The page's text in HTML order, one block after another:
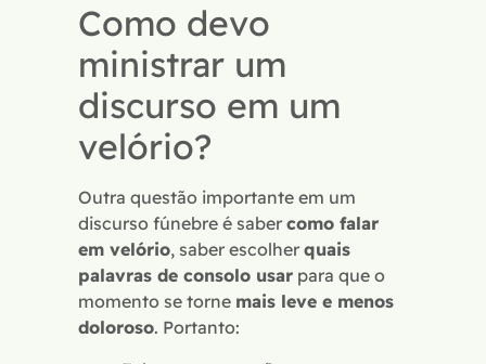
Como devo
ministrar um
discurso em um
velório?
Outra questão importante em um
discurso fúnebre é saber como falar
em velório, saber escolher quais
palavras de consolo usar para que o
momento se torne mais leve e menos
doloroso. Portanto: